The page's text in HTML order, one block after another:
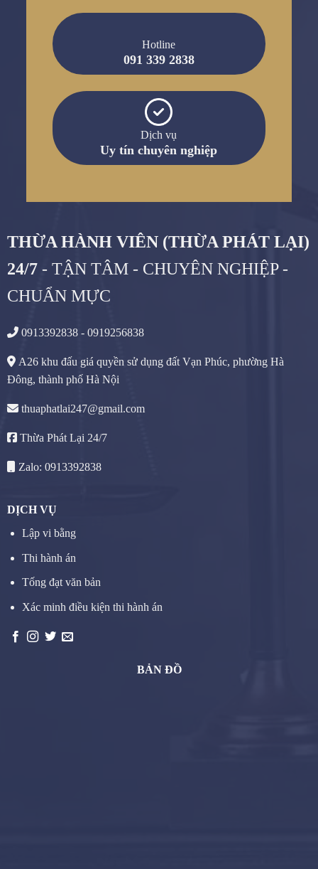
Hotline
091 339 2838
Dịch vụ
Uy tín chuyên nghiệp
THỪA HÀNH VIÊN (THỪA PHÁT LẠI)
24/7- TẬN TÂM - CHUYÊN NGHIỆP -
CHUẨN MỰC
0913392838 - 0919256838
A26 khu đấu giá quyền sử dụng đất Vạn Phúc, phường Hà
Đông, thành phố Hà Nội
thuaphatlai247@gmail.com
Thừa Phát Lại 24/7
Zalo: 0913392838
DỊCH VỤ
Lập vi bằng
Thi hành án
Tống đạt văn bản
Xác minh điều kiện thi hành án
BẢN ĐỒ